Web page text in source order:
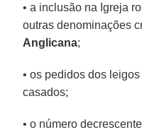
• a inclusão na Igreja
outras denominações
Anglicana;
• os pedidos dos
casados;
• o número